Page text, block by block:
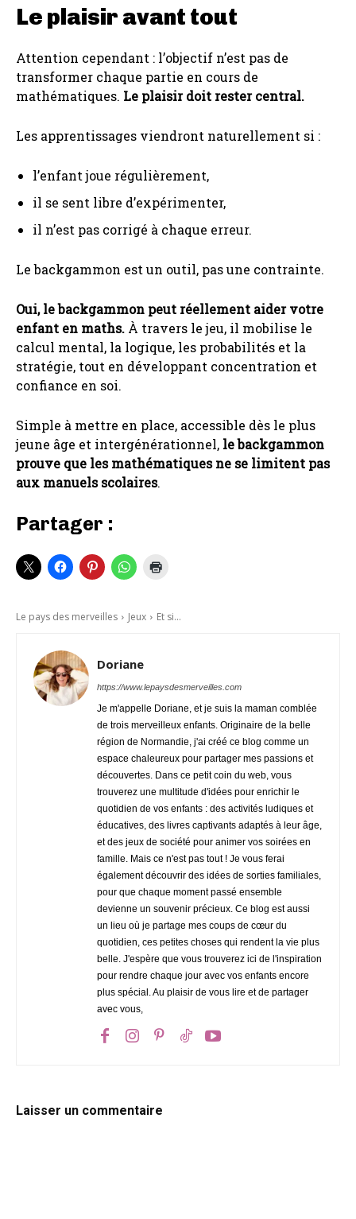
Le plaisir avant tout
Attention cependant : l’objectif n’est pas de
transformer chaque partie en cours de
mathématiques. Le plaisir doit rester central.
Les apprentissages viendront naturellement si :
l’enfant joue régulièrement,
il se sent libre d’expérimenter,
il n’est pas corrigé à chaque erreur.
Le backgammon est un outil, pas une contrainte.
Oui, le backgammon peut réellement aider votre
enfant en maths. À travers le jeu, il mobilise le
calcul mental, la logique, les probabilités et la
stratégie, tout en développant concentration et
confiance en soi.
Simple à mettre en place, accessible dès le plus
jeune âge et intergénérationnel, le backgammon
prouve que les mathématiques ne se limitent pas
aux manuels scolaires.
Partager :
Le pays des merveilles Jeux Et si...
Doriane
https://www.lepaysdesmerveilles.com
Je m'appelle Doriane, et je suis la maman comblée
de trois merveilleux enfants. Originaire de la belle
région de Normandie, j'ai créé ce blog comme un
espace chaleureux pour partager mes passions et
découvertes. Dans ce petit coin du web, vous
trouverez une multitude d'idées pour enrichir le
quotidien de vos enfants : des activités ludiques et
éducatives, des livres captivants adaptés à leur âge,
et des jeux de société pour animer vos soirées en
famille. Mais ce n'est pas tout ! Je vous ferai
également découvrir des idées de sorties familiales,
pour que chaque moment passé ensemble
devienne un souvenir précieux. Ce blog est aussi
un lieu où je partage mes coups de cœur du
quotidien, ces petites choses qui rendent la vie plus
belle. J'espère que vous trouverez ici de l'inspiration
pour rendre chaque jour avec vos enfants encore
plus spécial. Au plaisir de vous lire et de partager
avec vous,
Laisser un commentaire